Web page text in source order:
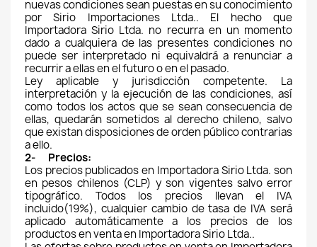
nuevas condiciones sean puestas en su conocimiento
por Sirio Importaciones Ltda.. El hecho que
Importadora Sirio Ltda. no recurra en un momento
dado a cualquiera de las presentes condiciones no
puede ser interpretado ni equivaldrá a renunciar a
recurrir a ellas en el futuro o en el pasado.
Ley aplicable y jurisdicción competente. La
interpretación y la ejecución de las condiciones, así
como todos los actos que se sean consecuencia de
ellas, quedarán sometidos al derecho chileno, salvo
que existan disposiciones de orden público contrarias
a ello.
2-      Precios:
Los precios publicados en Importadora Sirio Ltda. son
en pesos chilenos (CLP) y son vigentes salvo error
tipográfico. Todos los precios llevan el IVA
incluido(19%), cualquier cambio de tasa de IVA será
aplicado automáticamente a los precios de los
productos en venta en Importadora Sirio Ltda..